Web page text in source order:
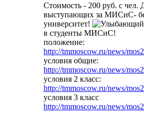
Стоимость - 200 руб. с чел.
выступающих за МИСиС-
университет!
в студенты МИСиС!
положение:
http://tmmoscow.ru/news/
условия общие:
http://tmmoscow.ru/news/
условия 2 класс:
http://tmmoscow.ru/news/
условия 3 класс
http://tmmoscow.ru/news/